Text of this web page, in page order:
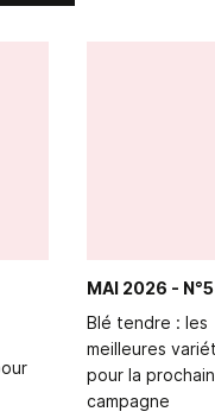
MAI 2026 -
Blé tendre : les
meilleures
pour la
campagne